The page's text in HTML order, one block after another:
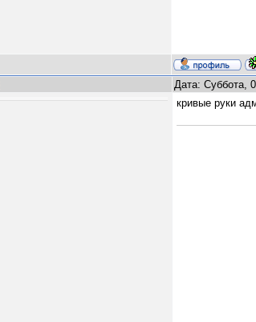
Дата: Суббота,
кривые руки